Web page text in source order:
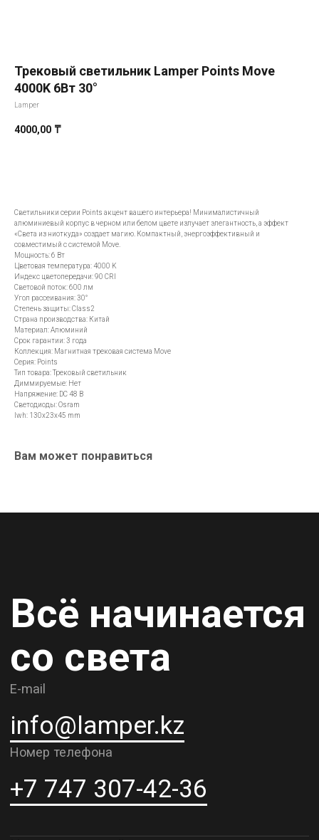
Трековый светильник Lamper Points Move
4000K 6Вт 30°
Lamper
4000,00 ₸
Светильники серии Points акцент вашего интерьера! Минималистичный
алюминиевый корпус в черном или белом цвете излучает элегантность, а эффект
«Света из ниоткуда» создает магию. Компактный, энергоэффективный и
совместимый с системой Move.
Мощность: 6 Вт
Цветовая температура: 4000 K
Индекс цветопередачи: 90 CRI
Световой поток: 600 лм
Угол рассеивания: 30°
Степень защиты: Class2
Страна производства: Китай
Материал: Алюминий
Срок гарантии: 3 года
Коллекция: Магнитная трековая система Move
Серия: Points
Тип товара: Трековый светильник
Диммируемые: Нет
Напряжение: DC 48 В
Светодиоды: Osram
lwh: 130x23x45 mm
Вам может понравиться
Всё начинается
со света
E-mail
Навигация по сайту
Карьера
Контакты
Доставка и самовывоз
Рассрочка и кредит
Адрес шоурума в г. Алматы
г. Алматы, ул. Шевченко, д.204,
к5
Адрес шоурума в г. Астана
г. Астана, ул. Мангилик Ел. д.21
Благодарим за внимание к Lamper.kz.